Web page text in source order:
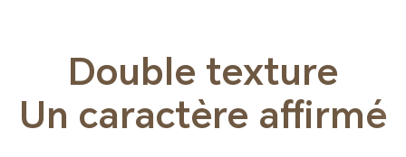
Double texture
Un caractère affirmé